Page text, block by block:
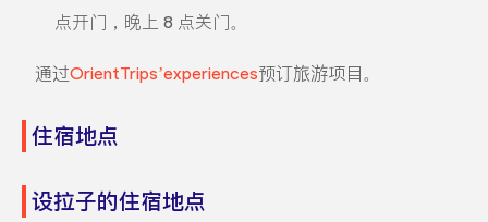
点开门，晚上 8 点关门。
通过OrientTrips’experiences预订旅游项目。
住宿地点
设拉子的住宿地点